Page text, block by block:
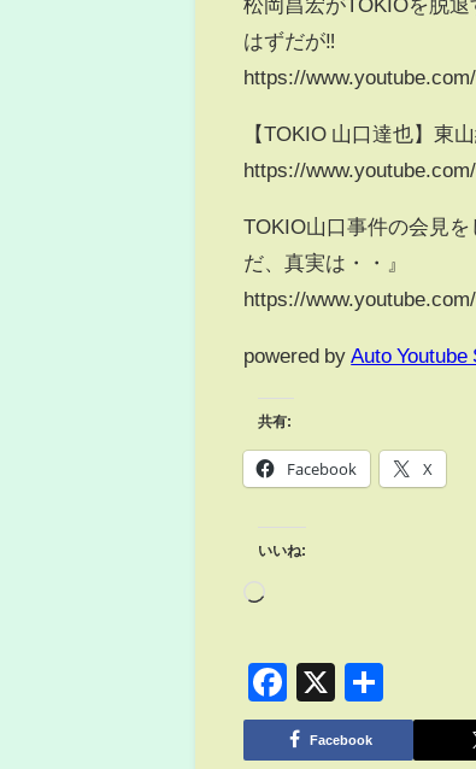
はずだが‼
https://
【TOKIO 山口達也】東
https://
TOKIO山口事件の会見
だ、真実は・・』
https://
powered by Auto Youtube
共有:
Facebook X
いいね:
Facebook
X
有
Facebook